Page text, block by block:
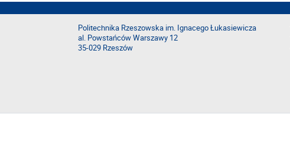
Politechnika Rzeszowska im. Ignacego Łukasiewicza
al. Powstańców Warszawy 12
35-029 Rzeszów